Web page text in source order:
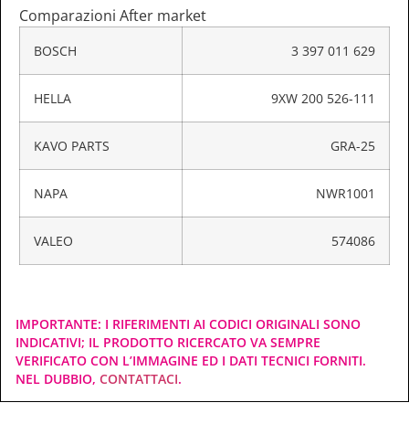
Comparazioni After market
BOSCH 3 397 011 629
HELLA 9XW 200 526-111
KAVO PARTS GRA-25
NAPA NWR1001
VALEO 574086
IMPORTANTE: I RIFERIMENTI AI CODICI ORIGINALI SONO
INDICATIVI; IL PRODOTTO RICERCATO VA SEMPRE
VERIFICATO CON L’IMMAGINE ED I DATI TECNICI FORNITI.
NEL DUBBIO, CONTATTACI.